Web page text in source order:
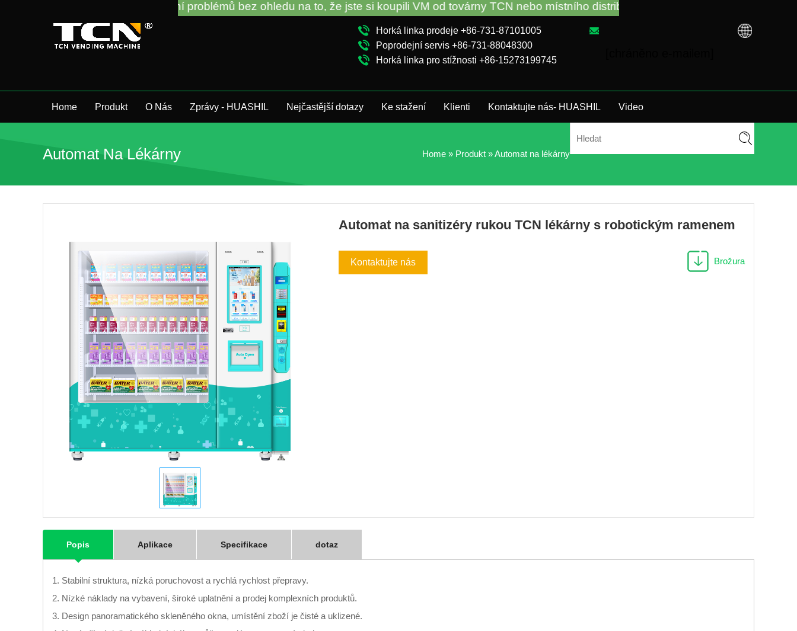
Horká linka prodeje +86-731-87101005
Poprodejní servis +86-731-88048300
Horká linka pro stížnosti +86-15273199745
Home Produkt O Nás Zprávy - HUASHIL Nejčastější dotazy Ke stažení Klienti Kontaktujte nás- HUASHIL Video
Automat Na Lékárny Home » Produkt »Automat na lékárny
Automat na sanitizéry rukou TCN lékárny s robotickým ramenem
Kontaktujte nás Brožura
Popis Aplikace Specifikace dotaz
1. Stabilní struktura, nízká poruchovost a rychlá rychlost přepravy.
2. Nízké náklady na vybavení, široké uplatnění a prodej komplexních produktů.
3. Design panoramatického skleněného okna, umístění zboží je čisté a uklizené.
prodejních automatů a řešení problémů bez ohledu na to, že jste si koupili VM od továrny TCN nebo místního distributora. Zavolejte nám: +86-731-